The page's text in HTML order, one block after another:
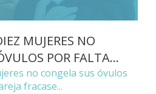
MUJERES NO
POR FALTA...
no congela sus óvulos
fracase...